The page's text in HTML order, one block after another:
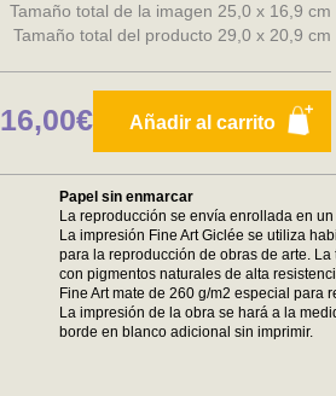
Tamaño total de la imagen 25,0 x 16,9 cm
Tamaño total del producto 29,0 x 20,9 cm
Añadir al carrito
16,00€
Papel sin enmarcar
La reproducción se envía enrollada en
La impresión Fine Art Giclée se utiliza
para la reproducción de obras de arte.
con pigmentos naturales de alta
Fine Art mate de 260 g/m2 especial para
La impresión de la obra se hará a la
borde en blanco adicional sin imprimir.